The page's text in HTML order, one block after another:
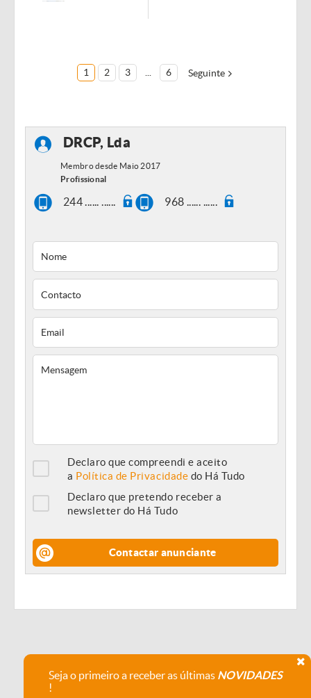
1 2 3 6 Seguinte
DRCP, Lda
Membro desde Maio 2017
Profissional
244 ...... ...... 968 ...... ......
Declaro que compreendi e aceito
a Política de Privacidade do Há Tudo
Declaro que pretendo receber a
newsletter do Há Tudo
Contactar anunciante
Seja o primeiro a receber as últimas NOVIDADES
!